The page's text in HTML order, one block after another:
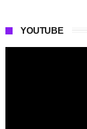
YOUTUBE